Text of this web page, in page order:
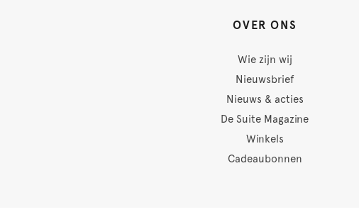
OVER ONS
Wie zijn wij
Nieuwsbrief
Nieuws & acties
De Suite Magazine
Winkels
Cadeaubonnen